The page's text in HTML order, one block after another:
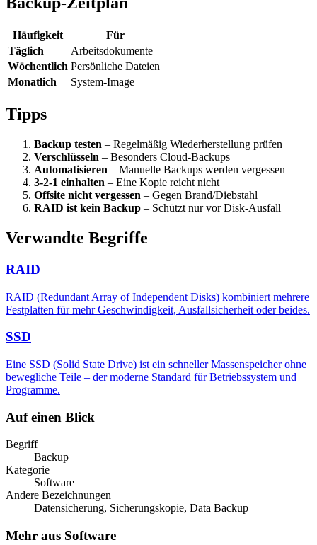
Häufigkeit
Für
Täglich
Arbeitsdokumente
Wöchentlich Persönliche Dateien
Monatlich
System-Image
Tipps
Backup testen – Regelmäßig Wiederherstellung prüfen
Verschlüsseln – Besonders Cloud-Backups
Automatisieren – Manuelle Backups werden vergessen
3-2-1 einhalten – Eine Kopie reicht nicht
Offsite nicht vergessen – Gegen Brand/Diebstahl
RAID ist kein Backup – Schützt nur vor Disk-Ausfall
Verwandte Begriffe
RAID
RAID (Redundant Array of Independent Disks) kombiniert mehrere
Festplatten für mehr Geschwindigkeit, Ausfallsicherheit oder beides.
SSD
Eine SSD (Solid State Drive) ist ein schneller Massenspeicher ohne
bewegliche Teile – der moderne Standard für Betriebssystem und
Programme.
Auf einen Blick
Begriff
Backup
Kategorie
Software
Andere Bezeichnungen
Datensicherung, Sicherungskopie, Data Backup
Mehr aus Software